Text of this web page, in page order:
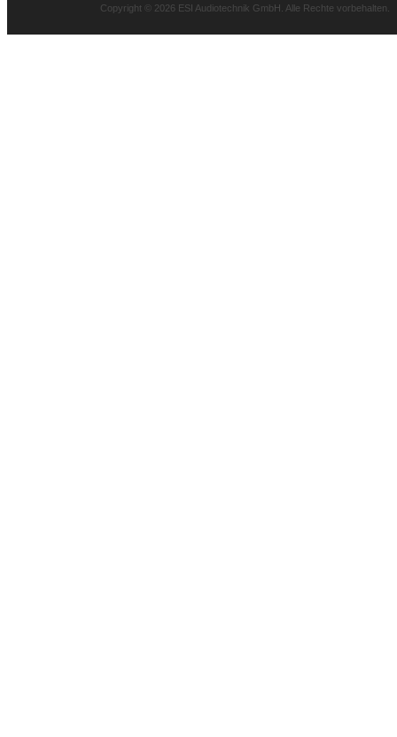
Copyright © 2026 ESI Audiotechnik GmbH. Alle Rechte vorbehalten.